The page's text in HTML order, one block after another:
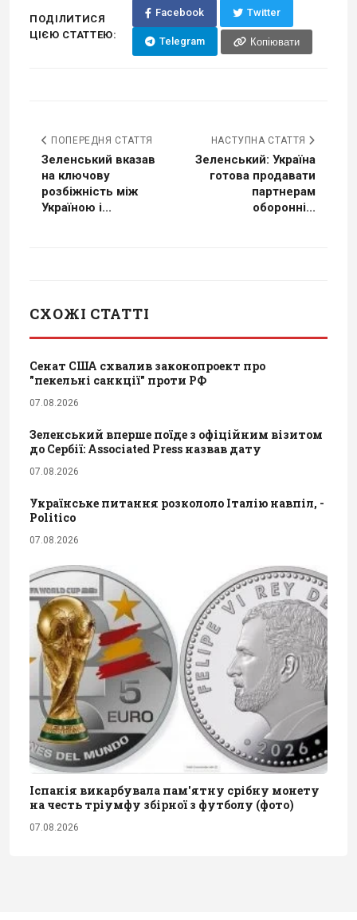
ПОДІЛИТИСЯ
ЦІЄЮ СТАТТЕЮ:
Facebook Twitter
Telegram Копіювати
ПОПЕРЕДНЯ СТАТТЯ
Зеленський вказав
на ключову
розбіжність між
Україною і...
НАСТУПНА СТАТТЯ
Зеленський: Україна
готова продавати
партнерам
оборонні...
СХОЖІ СТАТТІ
Сенат США схвалив законопроект про
"пекельні санкції" проти РФ
07.08.2026
Зеленський вперше поїде з офіційним візитом
до Сербії: Associated Press назвав дату
07.08.2026
Українське питання розкололо Італію навпіл, -
Politico
07.08.2026
Іспанія викарбувала пам'ятну срібну монету
на честь тріумфу збірної з футболу (фото)
07.08.2026